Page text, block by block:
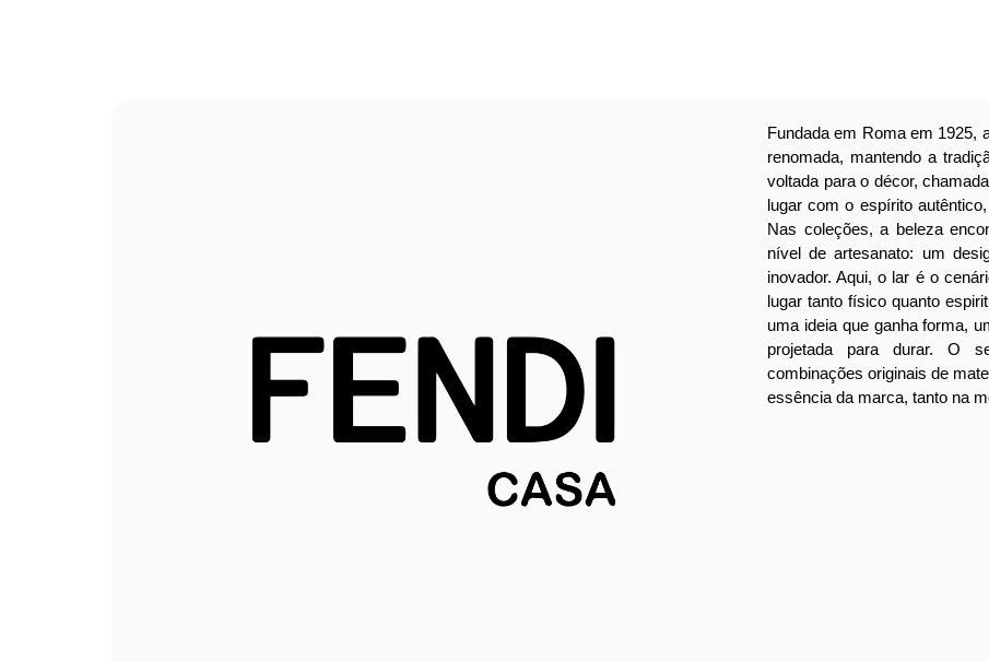
Fundada em Roma em 1925,
renomada, mantendo a
voltada para o décor,
lugar com o espírito
Nas coleções, a beleza
nível de artesanato: um
inovador. Aqui, o lar é o
lugar tanto físico quanto
uma ideia que ganha forma,
projetada para durar. O
combinações originais de
essência da marca, tanto na